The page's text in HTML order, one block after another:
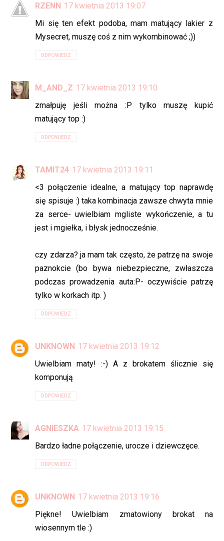
RZENN 17 kwietnia 2013 19:07
Mi się ten efekt podoba, mam matujący lakier z
Mysecret, muszę coś z nim wykombinować ;))
ODPOWIEDZ
M_AND_Z 17 kwietnia 2013 19:10
zmałpuję jeśli można :P tylko muszę kupić
matujący top :)
ODPOWIEDZ
TAMIT24 17 kwietnia 2013 19:11
<3 połączenie idealne, a matujący top naprawdę
się spisuje :) taka kombinacja zawsze chwyta mnie
za serce- uwielbiam mgliste wykończenie, a tu
jest i mgiełka, i błysk jednocześnie.
czy zdarza? ja mam tak często, że patrzę na swoje
paznokcie (bo bywa niebezpieczne, zwłaszcza
podczas prowadzenia auta:P- oczywiście patrzę
tylko w korkach itp. )
ODPOWIEDZ
UNKNOWN 17 kwietnia 2013 19:12
Uwielbiam maty! :-) A z brokatem ślicznie się
komponują
ODPOWIEDZ
AGNIESZKA 17 kwietnia 2013 19:15
Bardzo ładne połączenie, urocze i dziewczęce.
ODPOWIEDZ
UNKNOWN 17 kwietnia 2013 19:16
Piękne! Uwielbiam zmatowiony brokat na
wiosennym tle :)